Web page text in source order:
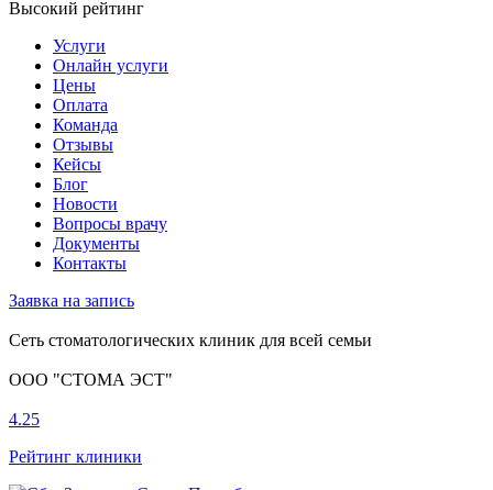
Высокий рейтинг
Услуги
Онлайн услуги
Цены
Оплата
Команда
Отзывы
Кейсы
Блог
Новости
Вопросы врачу
Документы
Контакты
Заявка на запись
Сеть стоматологических клиник для всей семьи
ООО "СТОМА ЭСТ"
4.25
Рейтинг клиники